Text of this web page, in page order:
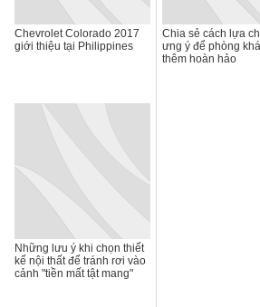
Chevrolet Colorado 2017
giới thiệu tại Philippines
Chia sẻ cách lựa
ưng ý để phòng
thêm hoàn hảo
Những lưu ý khi chọn thiết
kế nội thất để tránh rơi vào
cảnh "tiền mất tật mang"